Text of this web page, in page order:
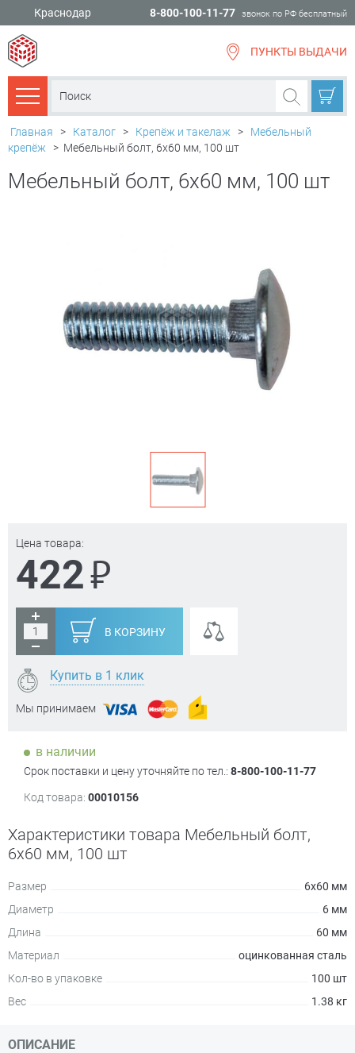
Краснодар 8-800-100-11-77 звонок по РФ бесплатный
ПУНКТЫ ВЫДАЧИ
Каталог товаров
Главная > Каталог > Крепёж и такелаж >
Мебельный
крепёж
> Мебельный болт, 6х60 мм, 100 шт
Мебельный болт, 6х60 мм, 100 шт
Цена товара:
422₽
В КОРЗИНУ
Купить в 1 клик
Мы принимаем
в наличии
Срок поставки и цену уточняйте по тел.: 8-800-100-11-77
Код товара: 00010156
Характеристики товара Мебельный болт,
6х60 мм, 100 шт
Размер
6х60 мм
Диаметр
6 мм
Длина
60 мм
Материал
оцинкованная сталь
Кол-во в упаковке
100 шт
Вес
1.38 кг
ОПИСАНИЕ